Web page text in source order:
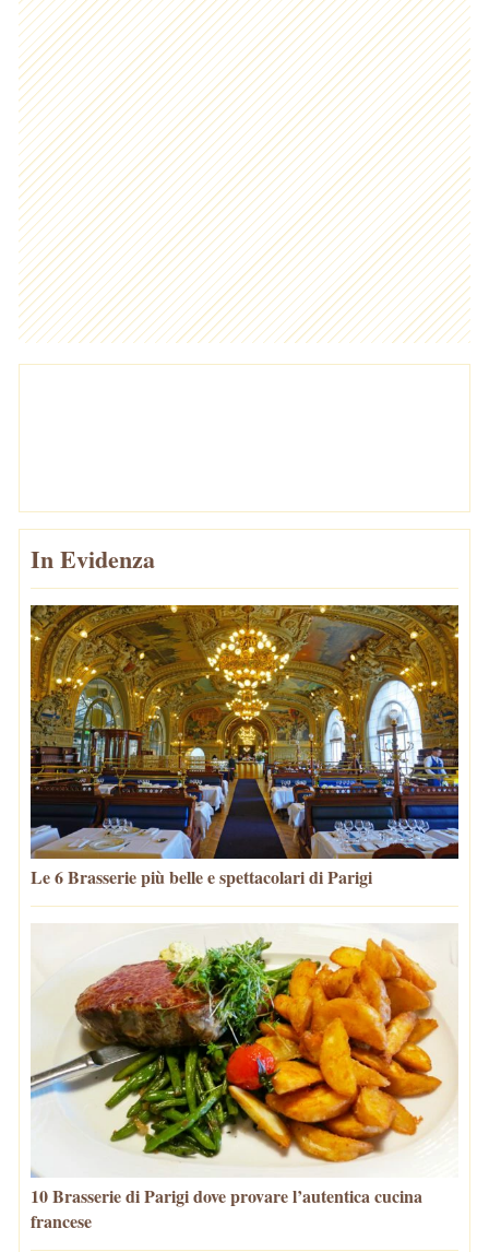
In Evidenza
Le 6 Brasserie più belle e spettacolari di Parigi
10 Brasserie di Parigi dove provare l’autentica cucina
francese